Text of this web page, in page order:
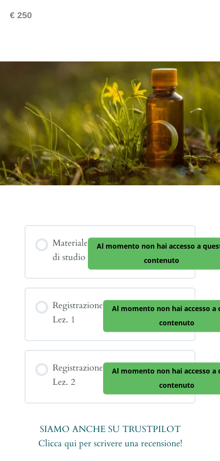
€ 250
Materiale
di studio
Al momento non hai accesso a
contenuto
Registrazione
Lez. 1
Al momento non hai accesso a
contenuto
Registrazione
Lez. 2
Al momento non hai accesso a
contenuto
SIAMO ANCHE SU TRUSTPILOT
Clicca qui per scrivere una recensione!